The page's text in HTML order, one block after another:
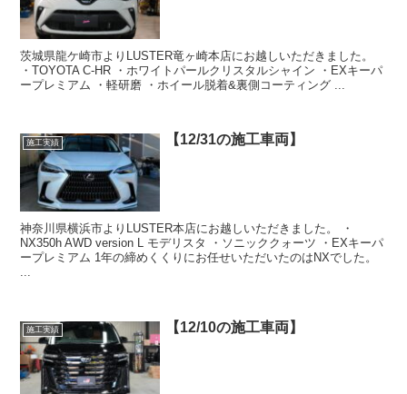
茨城県龍ケ崎市よりLUSTER竜ヶ崎本店にお越しいただきました。
・TOYOTA C-HR ・ホワイトパールクリスタルシャイン ・EXキーパ
ープレミアム ・軽研磨 ・ホイール脱着&裏側コーティング ...
施工実績 【12/31の施工車両】
神奈川県横浜市よりLUSTER本店にお越しいただきました。 ・
NX350h AWD version L モデリスタ ・ソニッククォーツ ・EXキーパ
ープレミアム 1年の締めくくりにお任せいただいたのはNXでした。
...
施工実績 【12/10の施工車両】